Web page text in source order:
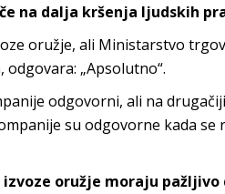
na dalja kršenja ljudskih
oružje, ali Ministarstvo
„Apsolutno“.
odgovorni, ali na
su odgovorne kada se
oružje moraju pažljivo